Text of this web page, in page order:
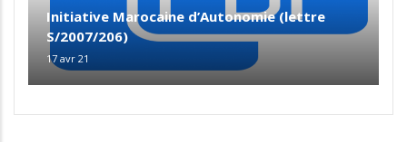
Initiative Marocaine d’Autonomie (lettre
S/2007/206)
17 avr 21